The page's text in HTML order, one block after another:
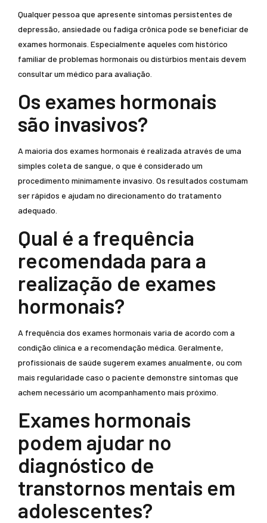
Qualquer pessoa que apresente sintomas persistentes de
depressão, ansiedade ou fadiga crônica pode se beneficiar de
exames hormonais. Especialmente aqueles com histórico
familiar de problemas hormonais ou distúrbios mentais devem
consultar um médico para avaliação.
Os exames hormonais
são invasivos?
A maioria dos exames hormonais é realizada através de uma
simples coleta de sangue, o que é considerado um
procedimento minimamente invasivo. Os resultados costumam
ser rápidos e ajudam no direcionamento do tratamento
adequado.
Qual é a frequência
recomendada para a
realização de exames
hormonais?
A frequência dos exames hormonais varia de acordo com a
condição clínica e a recomendação médica. Geralmente,
profissionais de saúde sugerem exames anualmente, ou com
mais regularidade caso o paciente demonstre sintomas que
achem necessário um acompanhamento mais próximo.
Exames hormonais
podem ajudar no
diagnóstico de
transtornos mentais em
adolescentes?